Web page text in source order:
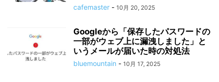
cafemaster - 10月 20, 2025
Googleから「保存したパスワードの
一部がウェブ上に漏洩しました」と
いうメールが届いた時の対処法
bluemountain - 10月 17, 2025